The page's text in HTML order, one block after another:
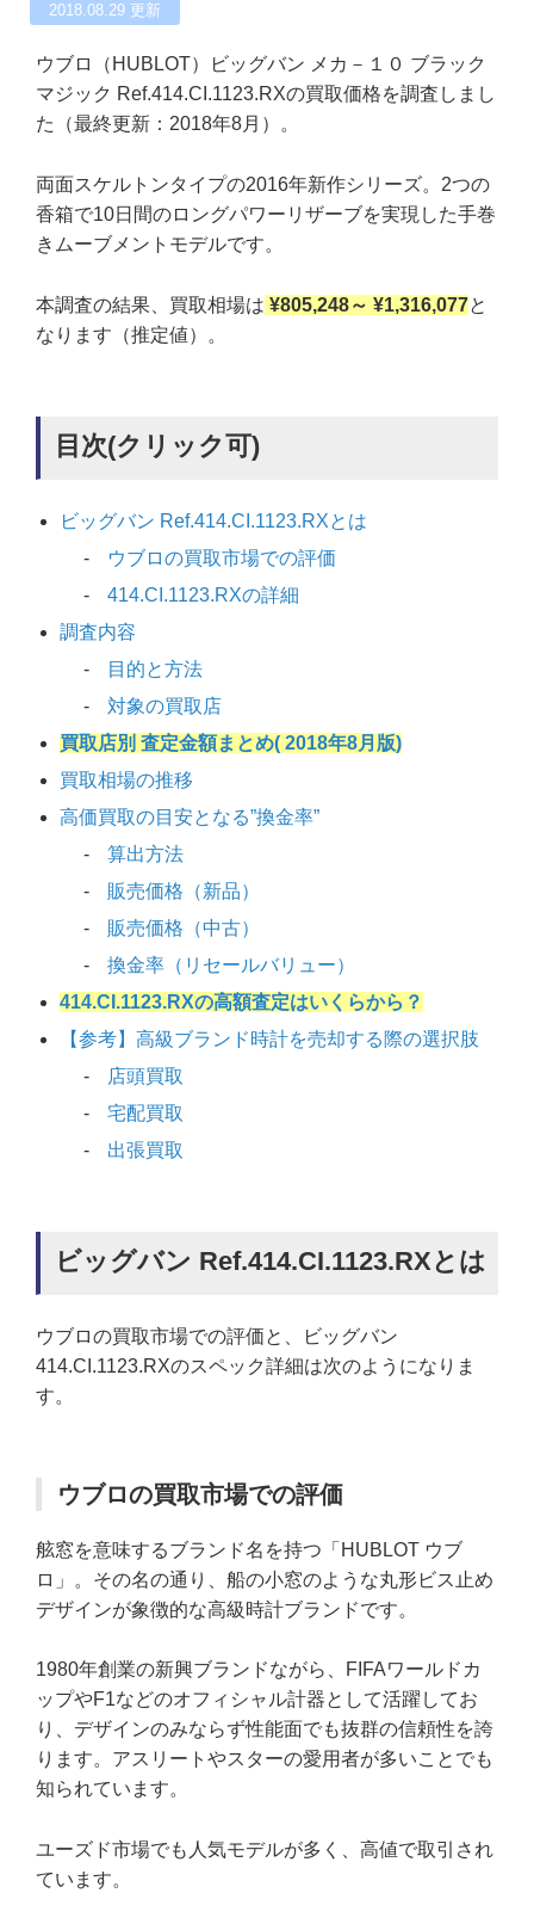
2018.08.29 更新
ウブロ（HUBLOT）ビッグバン メカ－１０ ブラック
マジック Ref.414.CI.1123.RXの買取価格を調査しまし
た（最終更新：2018年8月）。
両面スケルトンタイプの2016年新作シリーズ。2つの
香箱で10日間のロングパワーリザーブを実現した手巻
きムーブメントモデルです。
本調査の結果、買取相場は ¥805,248～ ¥1,316,077と
なります（推定値）。
目次(クリック可)
ビッグバン Ref.414.CI.1123.RXとは
ウブロの買取市場での評価
414.CI.1123.RXの詳細
調査内容
目的と方法
対象の買取店
買取店別 査定金額まとめ( 2018年8月版)
買取相場の推移
高価買取の目安となる”換金率”
算出方法
販売価格（新品）
販売価格（中古）
換金率（リセールバリュー）
414.CI.1123.RXの高額査定はいくらから？
【参考】高級ブランド時計を売却する際の選択肢
店頭買取
宅配買取
出張買取
ビッグバン Ref.414.CI.1123.RXとは
ウブロの買取市場での評価と、ビッグバン
414.CI.1123.RXのスペック詳細は次のようになりま
す。
ウブロの買取市場での評価
舷窓を意味するブランド名を持つ「HUBLOT ウブ
ロ」。その名の通り、船の小窓のような丸形ビス止め
デザインが象徴的な高級時計ブランドです。
1980年創業の新興ブランドながら、FIFAワールドカ
ップやF1などのオフィシャル計器として活躍してお
り、デザインのみならず性能面でも抜群の信頼性を誇
ります。アスリートやスターの愛用者が多いことでも
知られています。
ユーズド市場でも人気モデルが多く、高値で取引され
ています。